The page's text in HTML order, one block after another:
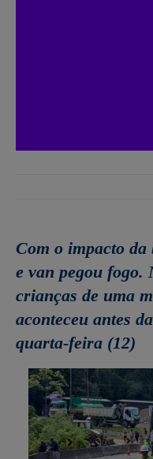
Com o impacto
e van pegou fogo.
crianças de uma
aconteceu antes
quarta-feira (12)